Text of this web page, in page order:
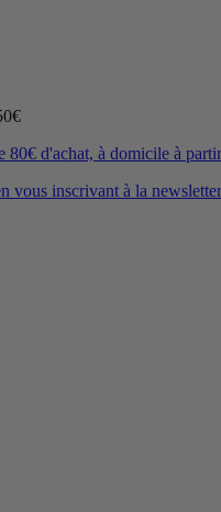
d'achat, à domicile à
vous inscrivant à la